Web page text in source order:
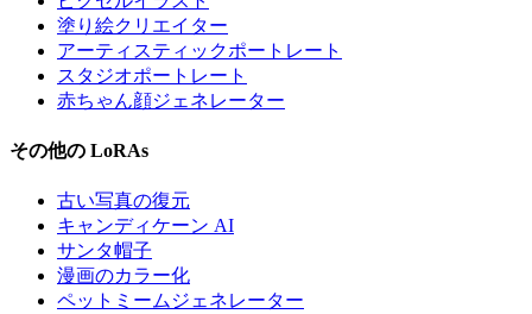
塗り絵クリエイター
アーティスティックポートレート
スタジオポートレート
赤ちゃん顔ジェネレーター
その他の LoRAs
古い写真の復元
キャンディケーン AI
サンタ帽子
漫画のカラー化
ペットミームジェネレーター